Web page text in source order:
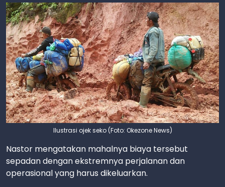
Ilustrasi ojek seko (Foto: Okezone News)
Nastor mengatakan mahalnya biaya tersebut
sepadan dengan ekstremnya perjalanan dan
operasional yang harus dikeluarkan.